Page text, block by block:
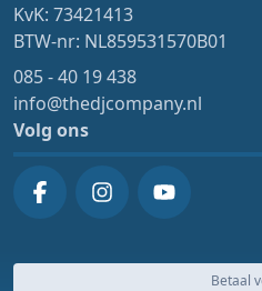
KvK: 73421413
BTW-nr: NL859531570B01
085 - 40 19 438
info@thedjcompany.nl
Volg ons
Betaal